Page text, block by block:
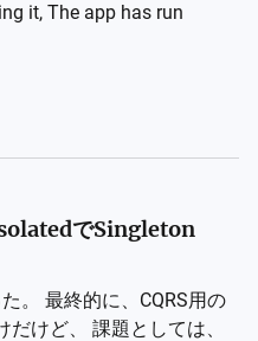
it, The app has run
でSingleton
。 最終的に、CQRS用の
けど、 課題としては、